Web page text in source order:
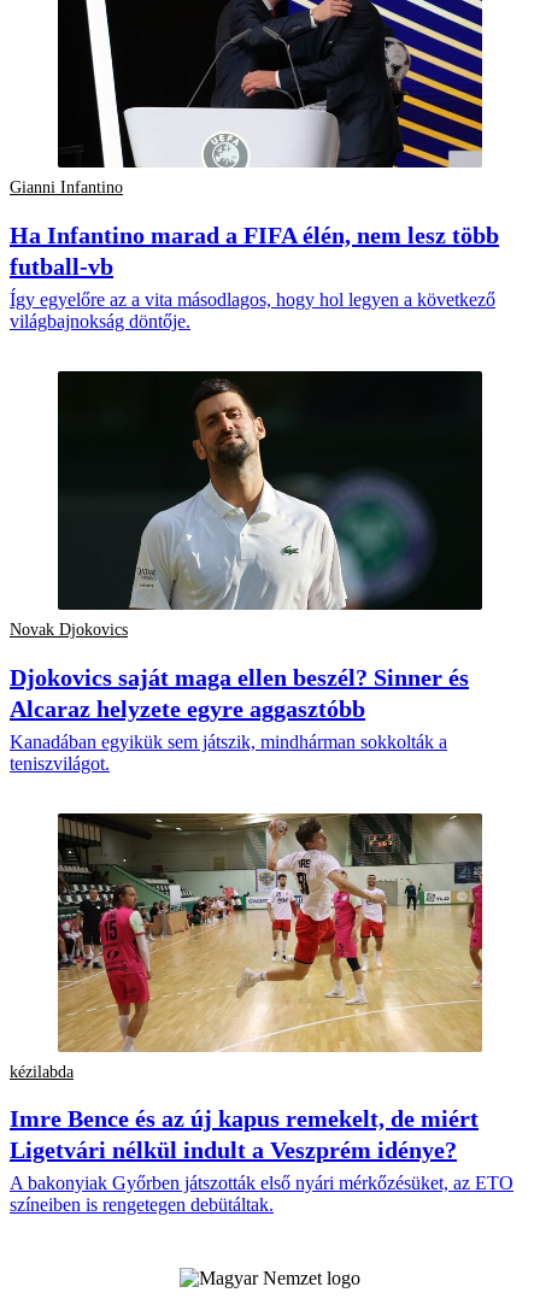
Gianni Infantino
Ha Infantino marad a FIFA élén, nem lesz több
futball-vb
Így egyelőre az a vita másodlagos, hogy hol legyen a következő
világbajnokság döntője.
Novak Djokovics
Djokovics saját maga ellen beszél? Sinner és
Alcaraz helyzete egyre aggasztóbb
Kanadában egyikük sem játszik, mindhárman sokkolták a
teniszvilágot.
kézilabda
Imre Bence és az új kapus remekelt, de miért
Ligetvári nélkül indult a Veszprém idénye?
A bakonyiak Győrben játszották első nyári mérkőzésüket, az ETO
színeiben is rengetegen debütáltak.